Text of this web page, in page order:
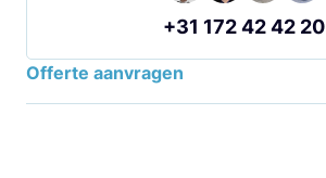
+31 172 42 42 20
Offerte aanvragen